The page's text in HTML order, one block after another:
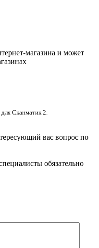
магазина и может
Сканматик 2.
вас вопрос по
обязательно